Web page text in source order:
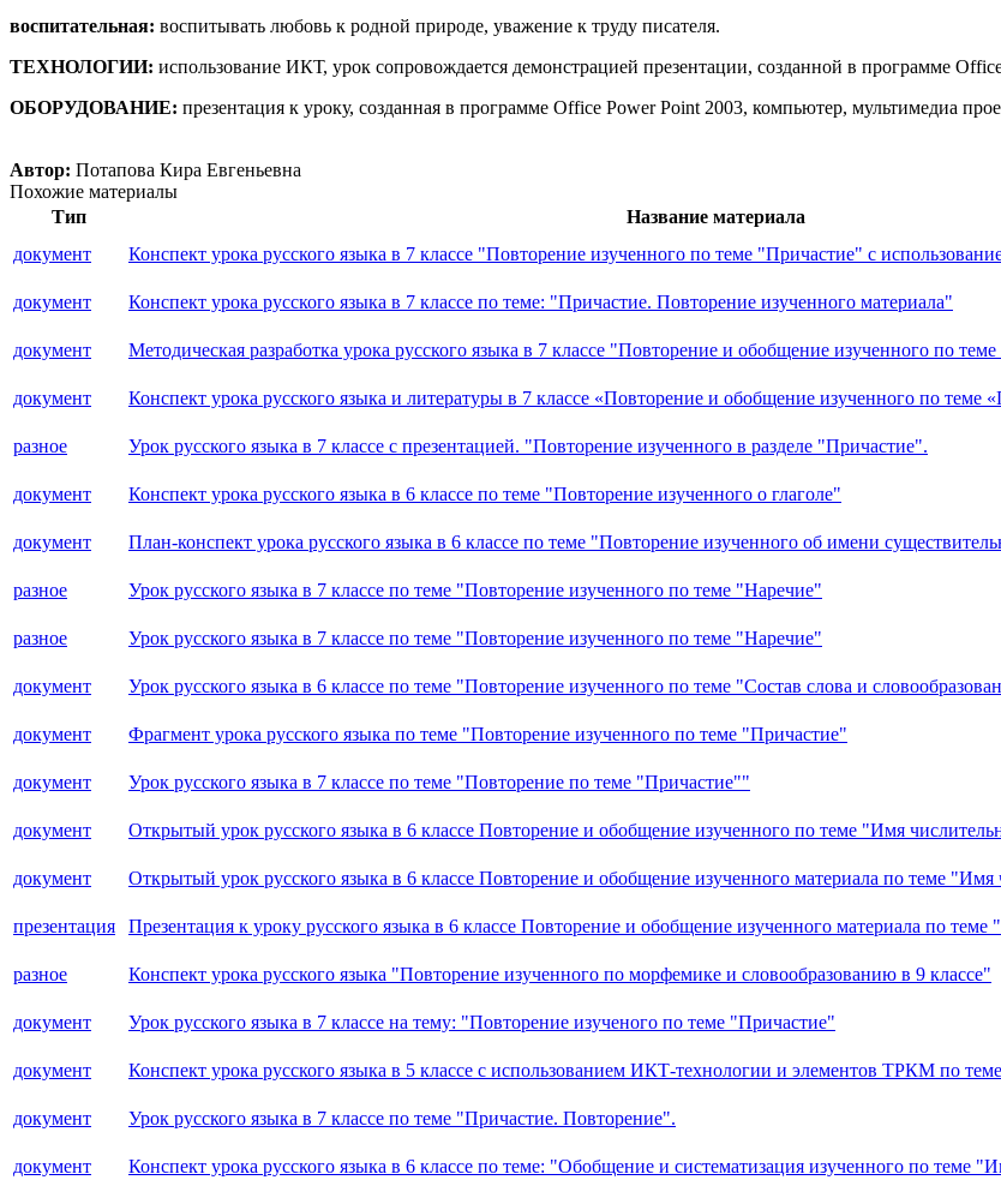
воспитательная: воспитывать любовь к родной природе, уважение к труду писателя.
ТЕХНОЛОГИИ: использование ИКТ, урок сопровождается демонстрацией презентации, созданной в программе
ОБОРУДОВАНИЕ: презентация к уроку, созданная в программе Office Power Point 2003, компьютер, мультимедиа
Автор: Потапова Кира Евгеньевна
Похожие материалы
Тип
Название материала
документ
Конспект урока русского языка в 7 классе "Повторение изученного по теме "Причастие" с
документ Конспект урока русского языка в 7 классе по теме: "Причастие. Повторение изученного материала"
документ Методическая разработка урока русского языка в 7 классе "Повторение и обобщение изученного по
документ Конспект урока русского языка и литературы в 7 классе «Повторение и обобщение изученного по теме
разное Урок русского языка в 7 классе с презентацией. "Повторение изученного в разделе "Причастие".
документ Конспект урока русского языка в 6 классе по теме "Повторение изученного о глаголе"
документ План-конспект урока русского языка в 6 классе по теме "Повторение изученного об имени
разное Урок русского языка в 7 классе по теме "Повторение изученного по теме "Наречие"
разное Урок русского языка в 7 классе по теме "Повторение изученного по теме "Наречие"
документ Урок русского языка в 6 классе по теме "Повторение изученного по теме "Состав слова и
документ Фрагмент урока русского языка по теме "Повторение изученного по теме "Причастие"
документ Урок русского языка в 7 классе по теме "Повторение по теме "Причастие""
документ Открытый урок русского языка в 6 классе Повторение и обобщение изученного по теме "Имя
документ Открытый урок русского языка в 6 классе Повторение и обобщение изученного материала по теме "Имя
презентация Презентация к уроку русского языка в 6 классе Повторение и обобщение изученного материала по
разное Конспект урока русского языка "Повторение изученного по морфемике и словообразованию в 9 классе"
документ Урок русского языка в 7 классе на тему: "Повторение изученого по теме "Причастие"
документ Конспект урока русского языка в 5 классе с использованием ИКТ-технологии и элементов ТРКМ по
документ Урок русского языка в 7 классе по теме "Причастие. Повторение".
документ Конспект урока русского языка в 6 классе по теме: "Обобщение и систематизация изученного по теме